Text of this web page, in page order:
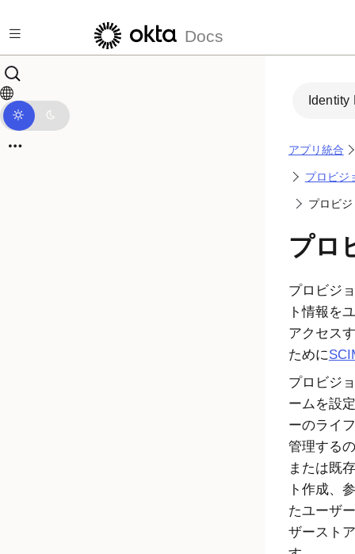
Docs
Identity
アプリ統合
プロビジ
プロビ
プロ
プロビジ
ト情報を
アクセス
ために
プロビジ
ームを設
ーのライ
管理する
または既
ト作成、
たユーザ
ザースト